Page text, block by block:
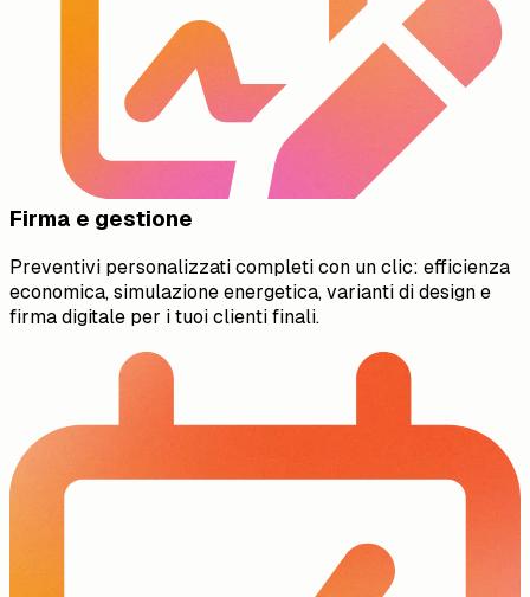
Firma e gestione
Preventivi personalizzati completi con un clic: efficienza
economica, simulazione energetica, varianti di design e
firma digitale per i tuoi clienti finali.